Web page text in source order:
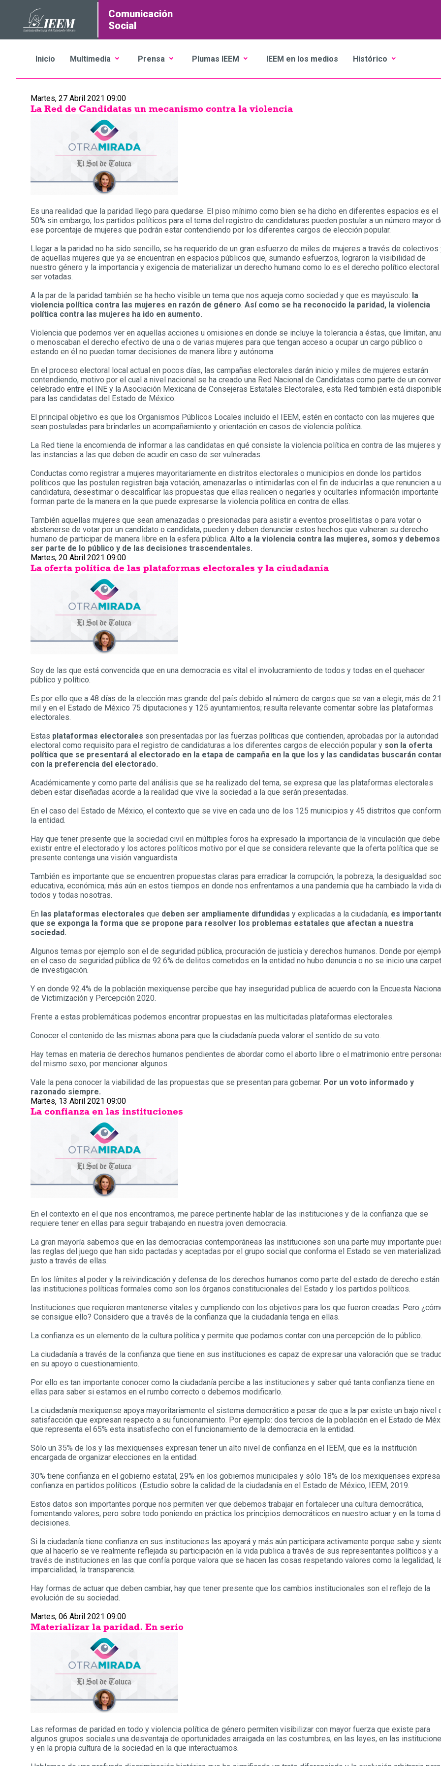
Comunicación
Social
Inicio Multimedia Prensa Plumas IEEM IEEM en los medios Histórico
Martes, 27 Abril 2021 09:00
La Red de Candidatas un mecanismo contra la violencia
Es una realidad que la paridad llego para quedarse. El piso mínimo como bien se ha dicho en diferentes espacios es el
50% sin embargo; los partidos políticos para el tema del registro de candidaturas pueden postular a un número mayor
ese porcentaje de mujeres que podrán estar contendiendo por los diferentes cargos de elección popular.
Llegar a la paridad no ha sido sencillo, se ha requerido de un gran esfuerzo de miles de mujeres a través de colectivos
de aquellas mujeres que ya se encuentran en espacios públicos que, sumando esfuerzos, lograron la visibilidad de
nuestro género y la importancia y exigencia de materializar un derecho humano como lo es el derecho político electoral
ser votadas.
A la par de la paridad también se ha hecho visible un tema que nos aqueja como sociedad y que es mayúsculo: la
violencia política contra las mujeres en razón de género. Así como se ha reconocido la paridad, la violencia
política contra las mujeres ha ido en aumento.
Violencia que podemos ver en aquellas acciones u omisiones en donde se incluye la tolerancia a éstas, que limitan,
o menoscaban el derecho efectivo de una o de varias mujeres para que tengan acceso a ocupar un cargo público o
estando en él no puedan tomar decisiones de manera libre y autónoma.
En el proceso electoral local actual en pocos días, las campañas electorales darán inicio y miles de mujeres estarán
contendiendo, motivo por el cual a nivel nacional se ha creado una Red Nacional de Candidatas como parte de un
celebrado entre el INE y la Asociación Mexicana de Consejeras Estatales Electorales, esta Red también está
para las candidatas del Estado de México.
El principal objetivo es que los Organismos Públicos Locales incluido el IEEM, estén en contacto con las mujeres que
sean postuladas para brindarles un acompañamiento y orientación en casos de violencia política.
La Red tiene la encomienda de informar a las candidatas en qué consiste la violencia política en contra de las mujeres y
las instancias a las que deben de acudir en caso de ser vulneradas.
Conductas como registrar a mujeres mayoritariamente en distritos electorales o municipios en donde los partidos
políticos que las postulen registren baja votación, amenazarlas o intimidarlas con el fin de inducirlas a que renuncien a
candidatura, desestimar o descalificar las propuestas que ellas realicen o negarles y ocultarles información importante
forman parte de la manera en la que puede expresarse la violencia política en contra de ellas.
También aquellas mujeres que sean amenazadas o presionadas para asistir a eventos proselitistas o para votar o
abstenerse de votar por un candidato o candidata, pueden y deben denunciar estos hechos que vulneran su derecho
humano de participar de manera libre en la esfera pública. Alto a la violencia contra las mujeres, somos y debemos
ser parte de lo público y de las decisiones trascendentales.
Martes, 20 Abril 2021 09:00
La oferta política de las plataformas electorales y la ciudadanía
Soy de las que está convencida que en una democracia es vital el involucramiento de todos y todas en el quehacer
público y político.
Es por ello que a 48 días de la elección mas grande del país debido al número de cargos que se van a elegir, más de 21
mil y en el Estado de México 75 diputaciones y 125 ayuntamientos; resulta relevante comentar sobre las plataformas
electorales.
Estas plataformas electorales son presentadas por las fuerzas políticas que contienden, aprobadas por la autoridad
electoral como requisito para el registro de candidaturas a los diferentes cargos de elección popular y son la oferta
política que se presentará al electorado en la etapa de campaña en la que los y las candidatas buscarán
con la preferencia del electorado.
Académicamente y como parte del análisis que se ha realizado del tema, se expresa que las plataformas electorales
deben estar diseñadas acorde a la realidad que vive la sociedad a la que serán presentadas.
En el caso del Estado de México, el contexto que se vive en cada uno de los 125 municipios y 45 distritos que
la entidad.
Hay que tener presente que la sociedad civil en múltiples foros ha expresado la importancia de la vinculación que debe
existir entre el electorado y los actores políticos motivo por el que se considera relevante que la oferta política que se
presente contenga una visión vanguardista.
También es importante que se encuentren propuestas claras para erradicar la corrupción, la pobreza, la desigualdad
educativa, económica; más aún en estos tiempos en donde nos enfrentamos a una pandemia que ha cambiado la vida
todos y todas nosotras.
En las plataformas electorales que deben ser ampliamente difundidas y explicadas a la ciudadanía, es
que se exponga la forma que se propone para resolver los problemas estatales que afectan a nuestra
sociedad.
Algunos temas por ejemplo son el de seguridad pública, procuración de justicia y derechos humanos. Donde por
en el caso de seguridad pública de 92.6% de delitos cometidos en la entidad no hubo denuncia o no se inicio una
de investigación.
Y en donde 92.4% de la población mexiquense percibe que hay inseguridad publica de acuerdo con la Encuesta
de Victimización y Percepción 2020.
Frente a estas problemáticas podemos encontrar propuestas en las multicitadas plataformas electorales.
Conocer el contenido de las mismas abona para que la ciudadanía pueda valorar el sentido de su voto.
Hay temas en materia de derechos humanos pendientes de abordar como el aborto libre o el matrimonio entre
del mismo sexo, por mencionar algunos.
Vale la pena conocer la viabilidad de las propuestas que se presentan para gobernar. Por un voto informado y
razonado siempre.
Martes, 13 Abril 2021 09:00
La confianza en las instituciones
En el contexto en el que nos encontramos, me parece pertinente hablar de las instituciones y de la confianza que se
requiere tener en ellas para seguir trabajando en nuestra joven democracia.
La gran mayoría sabemos que en las democracias contemporáneas las instituciones son una parte muy importante
las reglas del juego que han sido pactadas y aceptadas por el grupo social que conforma el Estado se ven
justo a través de ellas.
En los límites al poder y la reivindicación y defensa de los derechos humanos como parte del estado de derecho están
las instituciones políticas formales como son los órganos constitucionales del Estado y los partidos políticos.
Instituciones que requieren mantenerse vitales y cumpliendo con los objetivos para los que fueron creadas. Pero
se consigue ello? Considero que a través de la confianza que la ciudadanía tenga en ellas.
La confianza es un elemento de la cultura política y permite que podamos contar con una percepción de lo público.
La ciudadanía a través de la confianza que tiene en sus instituciones es capaz de expresar una valoración que se
en su apoyo o cuestionamiento.
Por ello es tan importante conocer como la ciudadanía percibe a las instituciones y saber qué tanta confianza tiene en
ellas para saber si estamos en el rumbo correcto o debemos modificarlo.
La ciudadanía mexiquense apoya mayoritariamente el sistema democrático a pesar de que a la par existe un bajo nivel
satisfacción que expresan respecto a su funcionamiento. Por ejemplo: dos tercios de la población en el Estado de
que representa el 65% esta insatisfecho con el funcionamiento de la democracia en la entidad.
Sólo un 35% de los y las mexiquenses expresan tener un alto nivel de confianza en el IEEM, que es la institución
encargada de organizar elecciones en la entidad.
30% tiene confianza en el gobierno estatal, 29% en los gobiernos municipales y sólo 18% de los mexiquenses expresa
confianza en partidos políticos. (Estudio sobre la calidad de la ciudadanía en el Estado de México, IEEM, 2019.
Estos datos son importantes porque nos permiten ver que debemos trabajar en fortalecer una cultura democrática,
fomentando valores, pero sobre todo poniendo en práctica los principios democráticos en nuestro actuar y en la toma
decisiones.
Si la ciudadanía tiene confianza en sus instituciones las apoyará y más aún participara activamente porque sabe y
que al hacerlo se ve realmente reflejada su participación en la vida publica a través de sus representantes políticos y a
través de instituciones en las que confía porque valora que se hacen las cosas respetando valores como la legalidad,
imparcialidad, la transparencia.
Hay formas de actuar que deben cambiar, hay que tener presente que los cambios institucionales son el reflejo de la
evolución de su sociedad.
Martes, 06 Abril 2021 09:00
Materializar la paridad. En serio
Las reformas de paridad en todo y violencia política de género permiten visibilizar con mayor fuerza que existe para
algunos grupos sociales una desventaja de oportunidades arraigada en las costumbres, en las leyes, en las
y en la propia cultura de la sociedad en la que interactuamos.